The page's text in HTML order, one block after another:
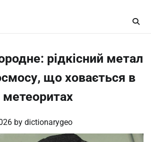
рідкісний метал
що ховається в
метеоритах
by dictionarygeo